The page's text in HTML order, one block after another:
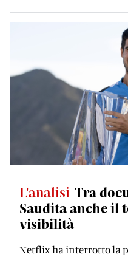
L'analisi Tra
Saudita anche il
visibilità
Netflix ha interrotto la